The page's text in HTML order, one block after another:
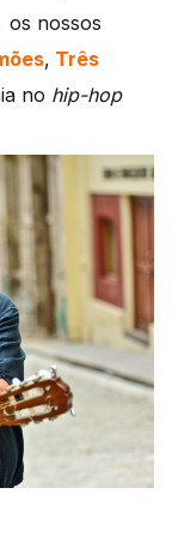
os nossos
, Três
no hip-hop